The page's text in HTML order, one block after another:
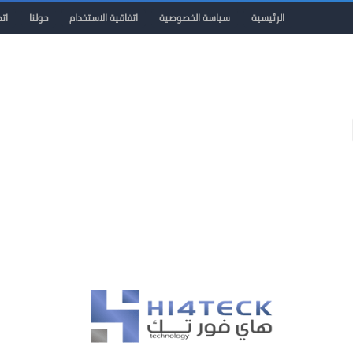
الرئيسية سياسة الخصوصية اتفاقية الاستخدام حولنا